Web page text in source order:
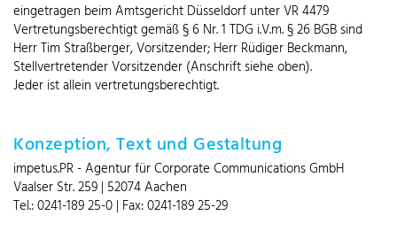
eingetragen beim Amtsgericht Düsseldorf unter VR 4479
Vertretungsberechtigt gemäß § 6 Nr. 1 TDG i.V.m. § 26 BGB sind
Herr Tim Straßberger, Vorsitzender; Herr Rüdiger Beckmann,
Stellvertretender Vorsitzender (Anschrift siehe oben).
Jeder ist allein vertretungsberechtigt.
Konzeption, Text und Gestaltung
impetus.PR - Agentur für Corporate Communications GmbH
Vaalser Str. 259 | 52074 Aachen
Tel.: 0241-189 25-0 | Fax: 0241-189 25-29